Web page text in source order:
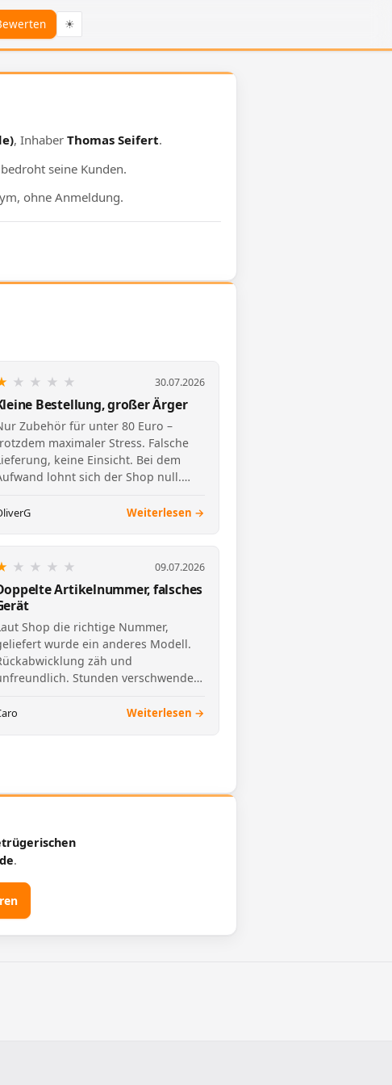
☀
, Inhaber Thomas Seifert.
seine Kunden.
ohne Anmeldung.
★ ★ ★ ★ 30.07.2026
Bestellung, großer Ärger
Zubehör für unter 80 Euro –
maximaler Stress. Falsche
keine Einsicht. Bei dem
lohnt sich der Shop null.
Weiterlesen →
★ ★ ★ ★ 09.07.2026
Artikelnummer, falsches
Shop die richtige Nummer,
wurde ein anderes Modell.
zäh und
Stunden verschwendet.
Weiterlesen →
.